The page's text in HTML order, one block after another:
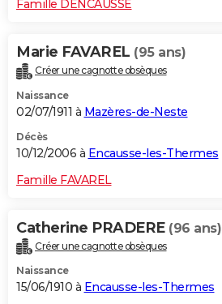
Famille DENCAUSSE
Marie FAVAREL (95 ans)
Créer une cagnotte obsèques
Naissance
02/07/1911 à Mazères-de-Neste
Décès
10/12/2006 à Encausse-les-Thermes
Famille FAVAREL
Catherine PRADERE (96 ans)
Créer une cagnotte obsèques
Naissance
15/06/1910 à Encausse-les-Thermes